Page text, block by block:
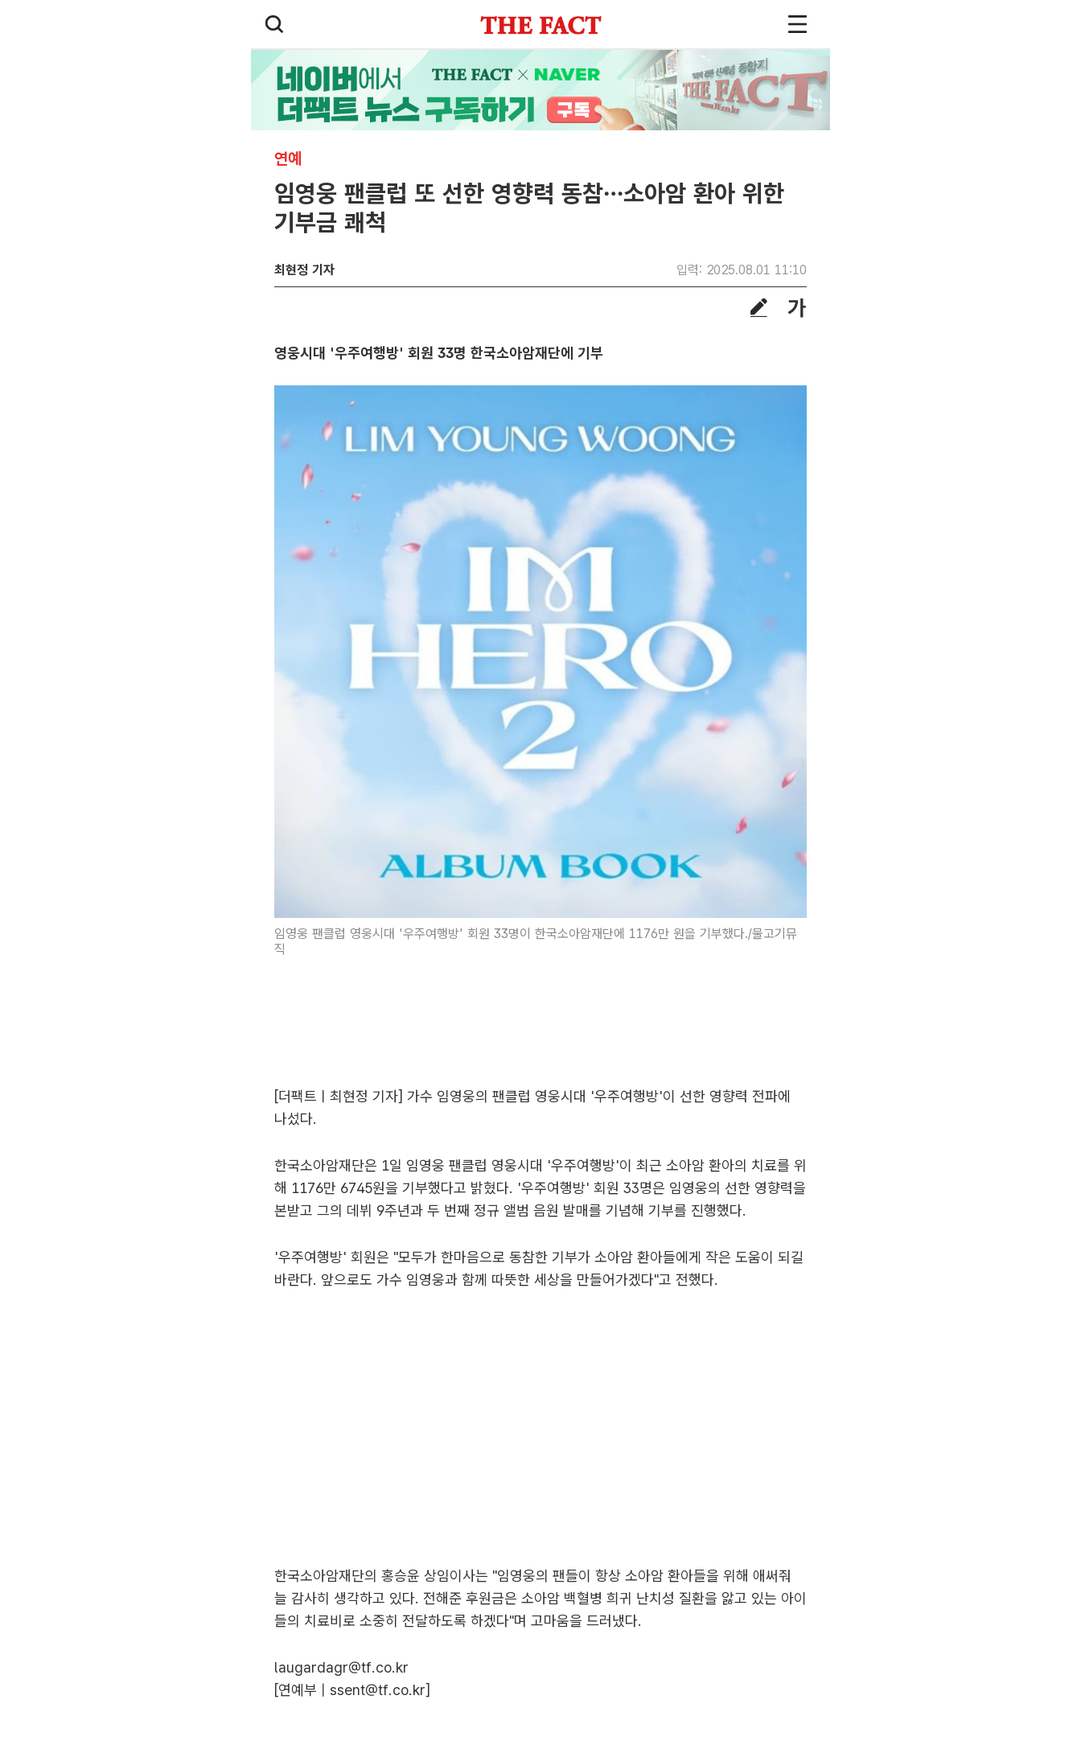
연예
임영웅 팬클럽 또 선한 영향력 동참…소아암 환아 위한
기부금 쾌척
최현정 기자 입력: 2025.08.01 11:10
영웅시대 '우주여행방' 회원 33명 한국소아암재단에 기부
임영웅 팬클럽 영웅시대 '우주여행방' 회원 33명이 한국소아암재단에 1176만 원을 기부했다./물고기뮤
직
[더팩트ㅣ최현정 기자] 가수 임영웅의 팬클럽 영웅시대 '우주여행방'이 선한 영향력 전파에
나섰다.
한국소아암재단은 1일 임영웅 팬클럽 영웅시대 '우주여행방'이 최근 소아암 환아의 치료를 위
해 1176만 6745원을 기부했다고 밝혔다. '우주여행방' 회원 33명은 임영웅의 선한 영향력을
본받고 그의 데뷔 9주년과 두 번째 정규 앨범 음원 발매를 기념해 기부를 진행했다.
'우주여행방' 회원은 "모두가 한마음으로 동참한 기부가 소아암 환아들에게 작은 도움이 되길
바란다. 앞으로도 가수 임영웅과 함께 따뜻한 세상을 만들어가겠다"고 전했다.
한국소아암재단의 홍승윤 상임이사는 "임영웅의 팬들이 항상 소아암 환아들을 위해 애써줘
늘 감사히 생각하고 있다. 전해준 후원금은 소아암 백혈병 희귀 난치성 질환을 앓고 있는 아이
들의 치료비로 소중히 전달하도록 하겠다"며 고마움을 드러냈다.
laugardagr@tf.co.kr
[연예부 | ssent@tf.co.kr]